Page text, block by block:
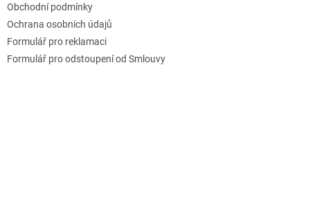
Obchodní podmínky
Ochrana osobních údajů
Formulář pro reklamaci
Formulář pro odstoupení od Smlouvy